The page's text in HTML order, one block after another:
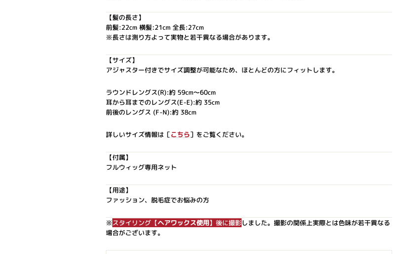
【髪の長さ】
前髪:22cm 横髪:21cm 全長:27cm
※長さは測り方よって実物と若干異なる場合があります。
【サイズ】
アジャスター付きでサイズ調整が可能なため、ほとんどの方にフィットします。
ラウンドレングス(R):約 59cm～60cm
耳から耳までのレングス(E-E):約 35cm
前後のレングス (F-N):約 38cm
詳しいサイズ情報は［こちら］をご覧ください。
【付属】
フルウィッグ専用ネット
【用途】
ファッション、脱毛症でお悩みの方
※スタイリング【ヘアワックス使用】後に撮影しました。撮影の関係上実際とは色味が若干異なる
場合がございます。